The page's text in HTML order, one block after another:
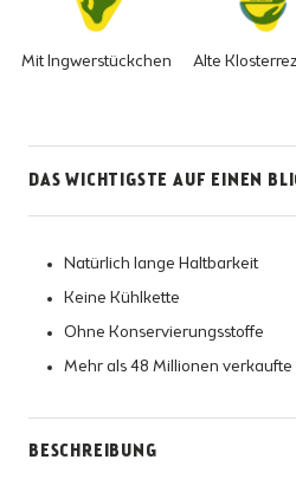
Mit Ingwerstückchen Alte
DAS WICHTIGSTE AUF EINEN
Natürlich lange Haltbarkeit
Keine Kühlkette
Ohne Konservierungsstoffe
Mehr als 48 Millionen verkaufte
BESCHREIBUNG